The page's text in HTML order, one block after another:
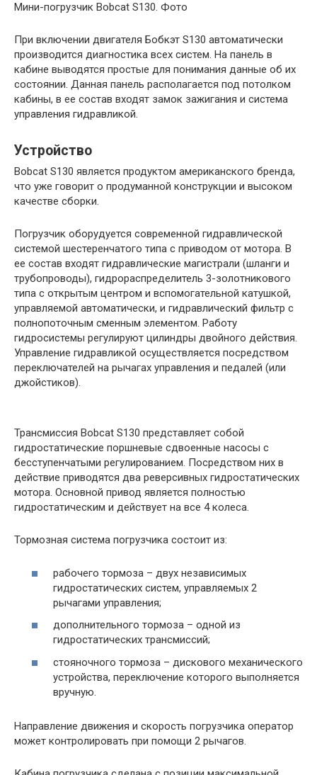
Мини-погрузчик Bobcat S130. Фото
При включении двигателя Бобкэт S130 автоматически
производится диагностика всех систем. На панель в
кабине выводятся простые для понимания данные об их
состоянии. Данная панель располагается под потолком
кабины, в ее состав входят замок зажигания и система
управления гидравликой.
Устройство
Bobcat S130 является продуктом американского бренда,
что уже говорит о продуманной конструкции и высоком
качестве сборки.
Погрузчик оборудуется современной гидравлической
системой шестеренчатого типа с приводом от мотора. В
ее состав входят гидравлические магистрали (шланги и
трубопроводы), гидрораспределитель 3-золотникового
типа с открытым центром и вспомогательной катушкой,
управляемой автоматически, и гидравлический фильтр с
полнопоточным сменным элементом. Работу
гидросистемы регулируют цилиндры двойного действия.
Управление гидравликой осуществляется посредством
переключателей на рычагах управления и педалей (или
джойстиков).
Трансмиссия Bobcat S130 представляет собой
гидростатические поршневые сдвоенные насосы с
бесступенчатыми регулированием. Посредством них в
действие приводятся два реверсивных гидростатических
мотора. Основной привод является полностью
гидростатическим и действует на все 4 колеса.
Тормозная система погрузчика состоит из:
рабочего тормоза – двух независимых
гидростатических систем, управляемых 2
рычагами управления;
дополнительного тормоза – одной из
гидростатических трансмиссий;
стояночного тормоза – дискового механического
устройства, переключение которого выполняется
вручную.
Направление движения и скорость погрузчика оператор
может контролировать при помощи 2 рычагов.